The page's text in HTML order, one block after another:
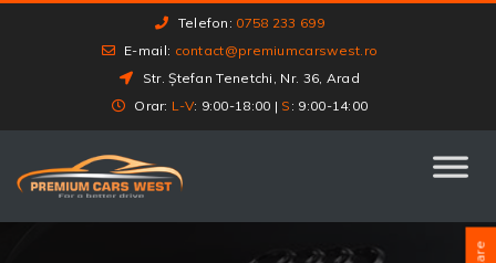
Telefon: 0758 233 699
E-mail: contact@premiumcarswest.ro
Str. Ștefan Tenetchi, Nr. 36, Arad
Orar: L-V: 9:00-18:00 | S : 9:00-14:00